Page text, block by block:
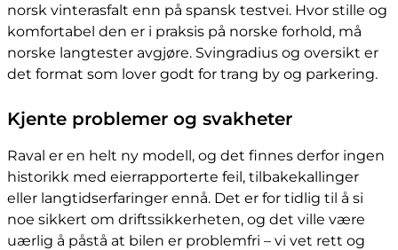
norsk vinterasfalt enn på spansk testvei. Hvor stille og
komfortabel den er i praksis på norske forhold, må
norske langtester avgjøre. Svingradius og oversikt er
det format som lover godt for trang by og parkering.
Kjente problemer og svakheter
Raval er en helt ny modell, og det finnes derfor ingen
historikk med eierrapporterte feil, tilbakekallinger
eller langtidserfaringer ennå. Det er for tidlig til å si
noe sikkert om driftssikkerheten, og det ville være
uærlig å påstå at bilen er problemfri – vi vet rett og